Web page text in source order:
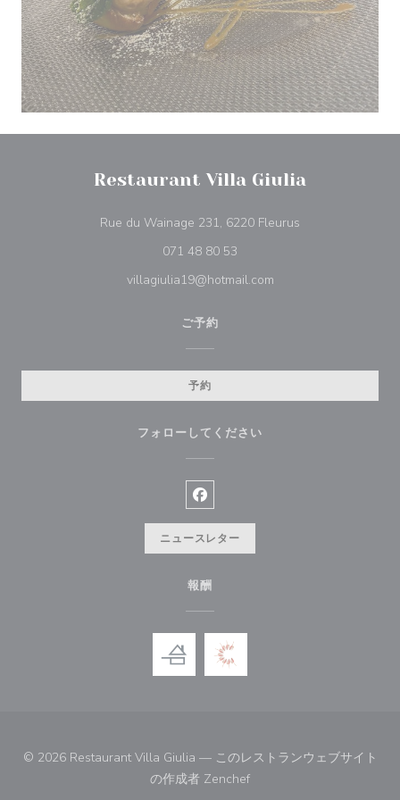
Restaurant Villa Giulia
Rue du Wainage 231, 6220 Fleurus
071 48 80 53
villagiulia19@hotmail.com
ご予約
予約
フォローしてください
Facebook ((新しいウィンドウ
ニュースレター
報酬
© 2026 Restaurant Villa Giulia — このレストランウェブサイト
の作成者 Zenchef((新しいウィンドウで開き